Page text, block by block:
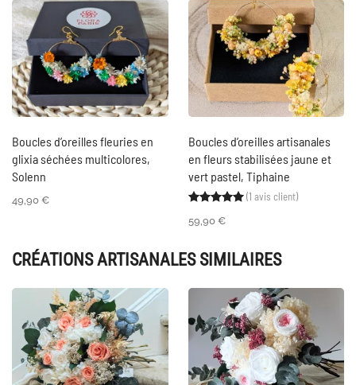
Boucles d’oreilles fleuries en
glixia séchées multicolores,
Solenn
49,90 €
Boucles d’oreilles artisanales
en fleurs stabilisées jaune et
vert pastel, Tiphaine
Noté 5.00sur 5
1
(1 avis client)
59,90 €
CRÉATIONS ARTISANALES SIMILAIRES